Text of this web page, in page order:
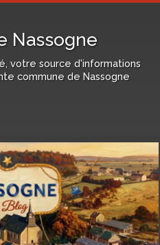
Nassogne
votre source d'informations
commune de Nassogne